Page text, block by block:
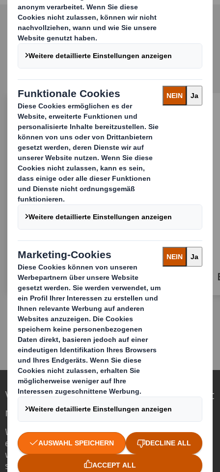
Entdecken Sie weitere
Lösungen
Standardlösungen
Verpackungen für eine sich wandelnde Welt
neu definieren
Wir sind anders, weil wir die Chance
erkennen, dass Verpackungen eine
wichtige Rolle in der Welt um uns herum
spielen können.